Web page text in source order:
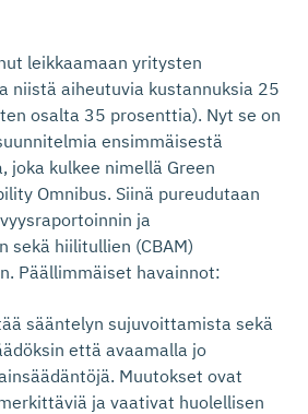
leikkaamaan yritysten
niistä aiheutuvia kustannuksia 25
osalta 35 prosenttia). Nyt se on
ensimmäisestä
joka kulkee nimellä Green
Omnibus. Siinä pureudutaan
ja
sekä hiilitullien (CBAM)
Päällimmäiset havainnot:
sääntelyn sujuvoittamista sekä
että avaamalla jo
Muutokset ovat
ja vaativat huolellisen